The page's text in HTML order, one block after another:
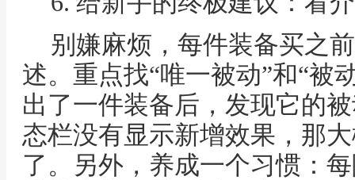
别嫌麻烦，每件装备买之
述。重点找“唯一被动”和“被
出了一件装备后，发现它的
态栏没有显示新增效果，那
了。另外，养成一个习惯：